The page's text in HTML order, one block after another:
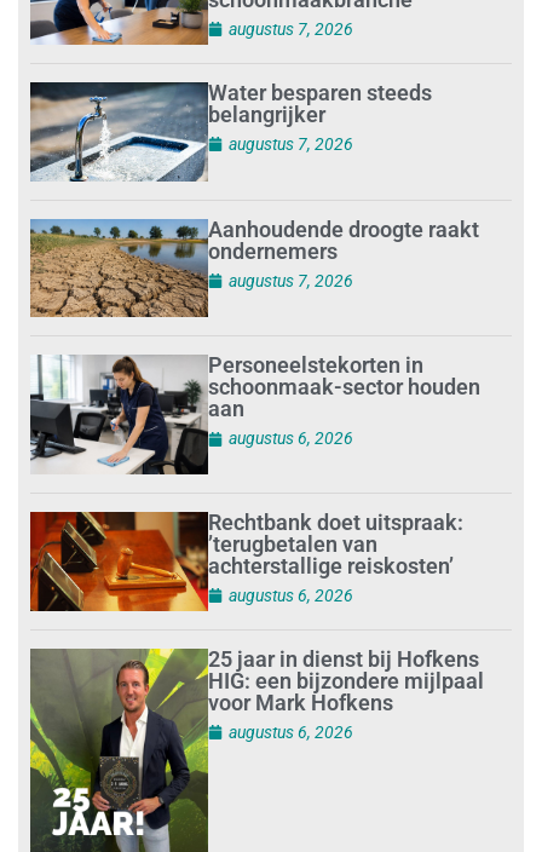
augustus 7, 2026
Water besparen steeds
belangrijker
augustus 7, 2026
Aanhoudende droogte raakt
ondernemers
augustus 7, 2026
Personeelstekorten in
schoonmaak-sector houden
aan
augustus 6, 2026
Rechtbank doet uitspraak:
’terugbetalen van
achterstallige reiskosten’
augustus 6, 2026
25 jaar in dienst bij Hofkens
HIG: een bijzondere mijlpaal
voor Mark Hofkens
augustus 6, 2026